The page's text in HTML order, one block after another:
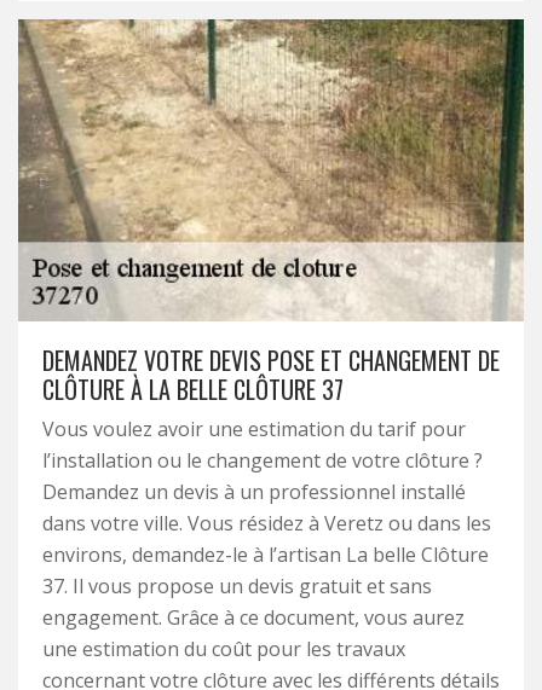
DEMANDEZ VOTRE DEVIS POSE ET CHANGEMENT DE
CLÔTURE À LA BELLE CLÔTURE 37
Vous voulez avoir une estimation du tarif pour
l’installation ou le changement de votre clôture ?
Demandez un devis à un professionnel installé
dans votre ville. Vous résidez à Veretz ou dans les
environs, demandez-le à l’artisan La belle Clôture
37. Il vous propose un devis gratuit et sans
engagement. Grâce à ce document, vous aurez
une estimation du coût pour les travaux
concernant votre clôture avec les différents détails